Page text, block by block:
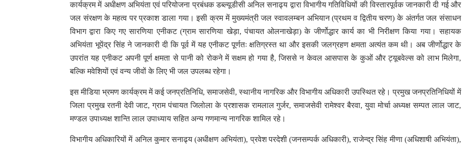
कार्यक्रम में अधीक्षण अभियंता एवं परियोजना प्रबंधक डब्ल्यूडीसी अनिल सनाढ्य द्वारा विभागीय गतिविधियों की विस्तारपूर्वक जानकारी दी गई और
जल संरक्षण के महत्व पर प्रकाश डाला गया। इसी क्रम में मुख्यमंत्री जल स्वावलम्बन अभियान (प्रथम व द्वितीय चरण) के अंतर्गत जल संसाधन
विभाग द्वारा किए गए सारणिया एनीकट (ग्राम सारणिया खेड़ा, पंचायत ओलनाखेड़ा) के जीर्णोद्धार कार्य का भी निरीक्षण किया गया। सहायक
अभियंता भूपेंद्र सिंह ने जानकारी दी कि पूर्व में यह एनीकट पूर्णतः क्षतिग्रस्त था और इसकी जलग्रहण क्षमता अत्यंत कम थी। अब जीर्णोद्धार के
उपरांत यह एनीकट अपनी पूर्ण क्षमता से पानी को रोकने में सक्षम हो गया है, जिससे न केवल आसपास के कुओं और ट्यूबवेल्स को लाभ मिलेगा,
बल्कि मवेशियों एवं वन्य जीवों के लिए भी जल उपलब्ध रहेगा।
इस मीडिया भ्रमण कार्यक्रम में कई जनप्रतिनिधि, समाजसेवी, स्थानीय नागरिक और विभागीय अधिकारी उपस्थित रहे। प्रमुख जनप्रतिनिधियों में
जिला प्रमुख रतनी देवी जाट, ग्राम पंचायत जिलोला के प्रशासक रामलाल गुर्जर, समाजसेवी रामेश्वर बैरवा, युवा मोर्चा अध्यक्ष सम्पत लाल जाट,
मण्डल उपाध्यक्ष शान्ति लाल उपाध्याय सहित अन्य गणमान्य नागरिक शामिल रहे।
विभागीय अधिकारियों में अनिल कुमार सनाढ्य (अधीक्षण अभियंता), प्रवेश परदेशी (जनसम्पर्क अधिकारी), राजेन्द्र सिंह मीणा (अधिशाषी अभियंता),